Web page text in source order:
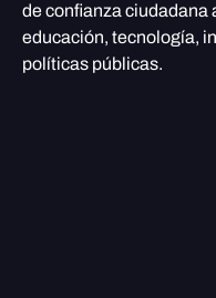
de confianza ciudadana
educación, tecnología,
políticas públicas.